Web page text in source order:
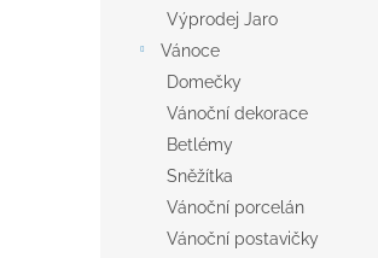
Výprodej Jaro
Vánoce
Domečky
Vánoční dekorace
Betlémy
Sněžítka
Vánoční porcelán
Vánoční postavičky